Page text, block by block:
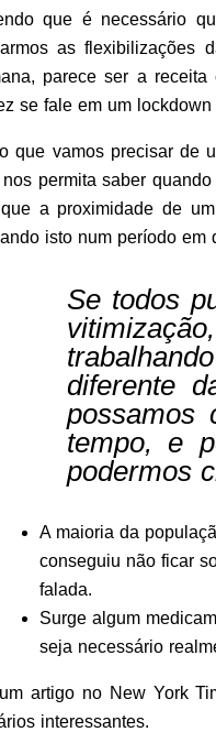
que é necessário
as flexibilizações
parece ser a
se fale em um
que vamos precisar de
permita saber
a proximidade de
isto num período em
Se todos
diferente
possamos
tempo, e
podermos
A maioria da
conseguiu não ficar
falada.
Surge algum
seja necessário
artigo no New York
interessantes.